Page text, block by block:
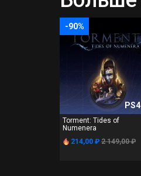
-90%
Torment: Tides of
Numenera
214,00 ₽ 2 149,00 ₽